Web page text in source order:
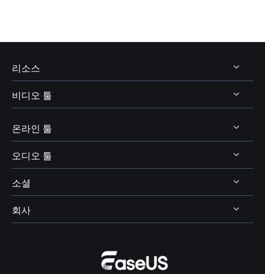
리소스
비디오 및 오디오 다운로드
보이스 체인저 팁
디스코드 보이스 체인저
OBS 보이스 체인저
여성 목소리 보이스 체인저
비디오 툴
비디오 다운로더
비디오 에디터
비디오킷
온라인 툴
온라인 비디오 다운로더
온라인 보이스 체인저
AI 목소리 및 음향 효과
오디오 툴
보이스 웨이브
보컬 리무버
소셜

회사